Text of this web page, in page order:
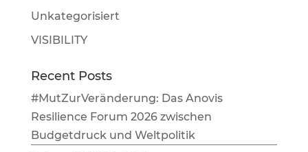
Unkategorisiert
VISIBILITY
Recent Posts
#MutZurVeränderung: Das Anovis
Resilience Forum 2026 zwischen
Budgetdruck und Weltpolitik